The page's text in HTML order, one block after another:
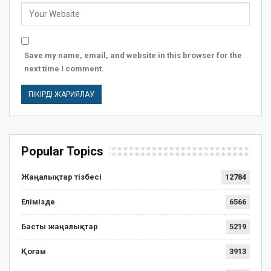
Save my name, email, and website in this browser for the
next time I comment.
Popular Topics
Жаңалықтар тізбесі 12784
Елімізде 6566
Басты жаңалықтар 5219
Қоғам 3913